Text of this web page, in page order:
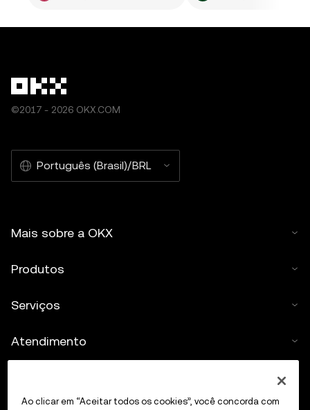
©2017 - 2026 OKX.COM
Português (Brasil)/BRL
Mais sobre a OKX
Produtos
Serviços
Atendimento
Ao clicar em “Aceitar todos os cookies”, você concorda com